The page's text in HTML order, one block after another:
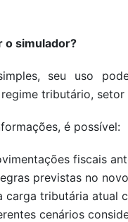
o simulador?
seu uso
tributário,
é possível:
fiscais
previstas no
carga tributária atual
cenários